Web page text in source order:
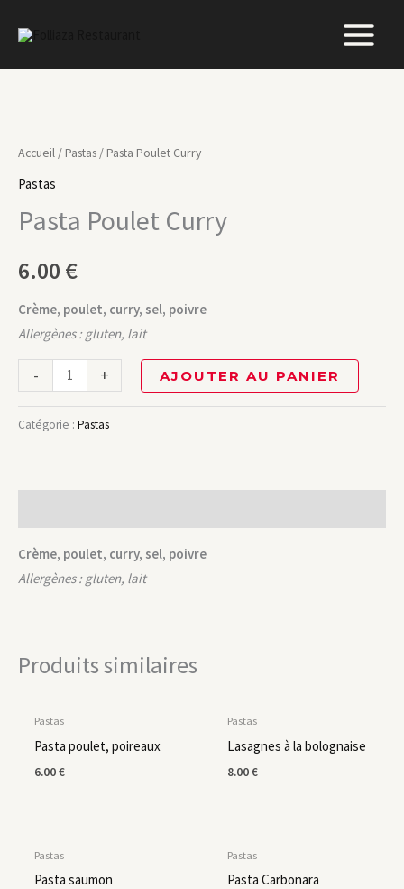
Accueil / Pastas / Pasta Poulet Curry
Pastas
Pasta Poulet Curry
6.00 €
Crème, poulet, curry, sel, poivre
Allergènes : gluten, lait
-
de
Pasta
Curry
+ AJOUTER AU PANIER
Catégorie : Pastas
Crème, poulet, curry, sel, poivre
Allergènes : gluten, lait
Produits similaires
Pastas
Pasta poulet, poireaux
6.00€
Pastas
Lasagnes à la bolognaise
8.00€
Pastas
Pasta saumon
Pastas
Pasta Carbonara